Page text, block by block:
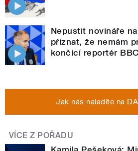
Nepustit novináře
přiznat, že nemám
končící reportér BBC
Jak nás naladíte na
VÍCE Z POŘADU